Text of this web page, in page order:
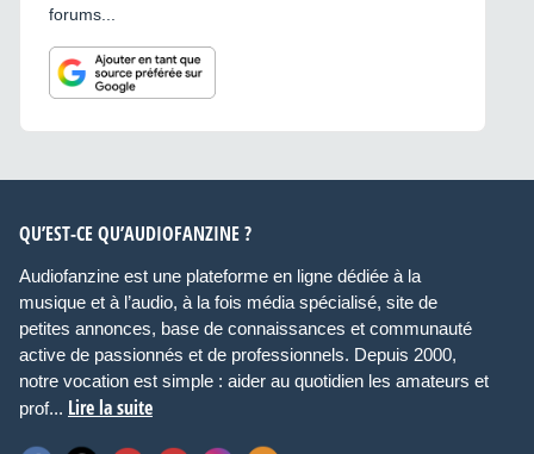
forums...
QU’EST-CE QU’AUDIOFANZINE ?
Audiofanzine est une plateforme en ligne dédiée à la
musique et à l’audio, à la fois média spécialisé, site de
petites annonces, base de connaissances et communauté
active de passionnés et de professionnels. Depuis 2000,
notre vocation est simple : aider au quotidien les amateurs et
prof... Lire la suite